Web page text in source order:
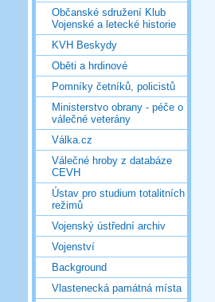
Občanské sdružení Klub
Vojenské a letecké historie
KVH Beskydy
Oběti a hrdinové
Pomníky četníků, policistů
Ministerstvo obrany - péče o
válečné veterány
Válka.cz
Válečné hroby z databáze
CEVH
Ústav pro studium totalitních
režimů
Vojenský ústřední archiv
Vojenství
Background
Vlastenecká památná místa